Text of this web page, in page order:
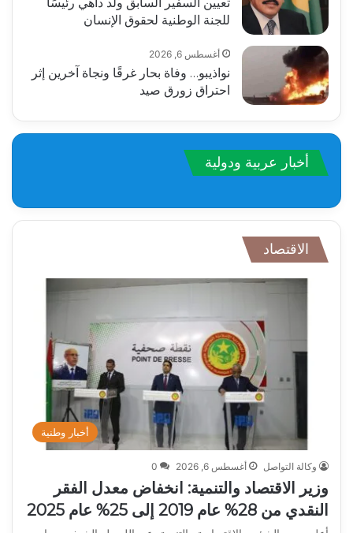
للجنة الوطنية لحقوق الإنسان
أغسطس 6, 2026
نواذيبو… وفاة بحار غرقًا ونجاة آخرين إثر
احتراق زورق صيد
أخبار عربية ودولية
الاقتصاد
أخبار وطنية
وكالة التواصل أغسطس 6, 2026 0
وزير الاقتصاد والتنمية: انخفاض معدل الفقر
النقدي من 28% عام 2019 إلى 25% عام 2025